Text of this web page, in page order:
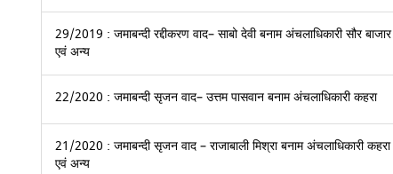
29/2019 : जमाबन्दी रद्दीकरण वाद– साबो देवी बनाम अंचलाधिकारी सौर बाजार
एवं अन्य
22/2020 : जमाबन्दी सृजन वाद– उत्तम पासवान बनाम अंचलाधिकारी कहरा
21/2020 : जमाबन्दी सृजन वाद – राजाबाली मिश्रा बनाम अंचलाधिकारी कहरा
एवं अन्य